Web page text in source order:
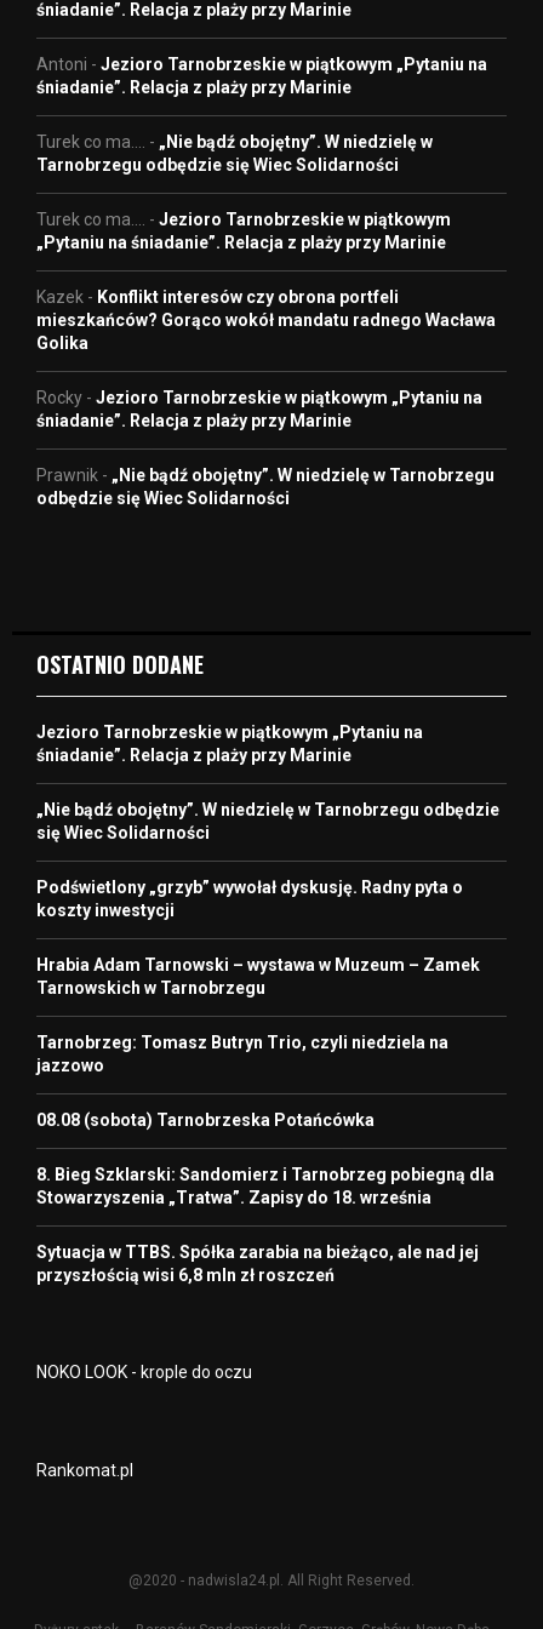
śniadanie”. Relacja z plaży przy Marinie
Antoni - Jezioro Tarnobrzeskie w piątkowym „Pytaniu na
śniadanie”. Relacja z plaży przy Marinie
Turek co ma.... - „Nie bądź obojętny”. W niedzielę w
Tarnobrzegu odbędzie się Wiec Solidarności
Turek co ma.... - Jezioro Tarnobrzeskie w piątkowym
„Pytaniu na śniadanie”. Relacja z plaży przy Marinie
Kazek - Konflikt interesów czy obrona portfeli
mieszkańców? Gorąco wokół mandatu radnego Wacława
Golika
Rocky - Jezioro Tarnobrzeskie w piątkowym „Pytaniu na
śniadanie”. Relacja z plaży przy Marinie
Prawnik - „Nie bądź obojętny”. W niedzielę w Tarnobrzegu
odbędzie się Wiec Solidarności
OSTATNIO DODANE
Jezioro Tarnobrzeskie w piątkowym „Pytaniu na
śniadanie”. Relacja z plaży przy Marinie
„Nie bądź obojętny”. W niedzielę w Tarnobrzegu odbędzie
się Wiec Solidarności
Podświetlony „grzyb” wywołał dyskusję. Radny pyta o
koszty inwestycji
Hrabia Adam Tarnowski – wystawa w Muzeum – Zamek
Tarnowskich w Tarnobrzegu
Tarnobrzeg: Tomasz Butryn Trio, czyli niedziela na
jazzowo
08.08 (sobota) Tarnobrzeska Potańcówka
8. Bieg Szklarski: Sandomierz i Tarnobrzeg pobiegną dla
Stowarzyszenia „Tratwa”. Zapisy do 18. września
Sytuacja w TTBS. Spółka zarabia na bieżąco, ale nad jej
przyszłością wisi 6,8 mln zł roszczeń
NOKO LOOK - krople do oczu
Rankomat.pl
@2020 - nadwisla24.pl. All Right Reserved.